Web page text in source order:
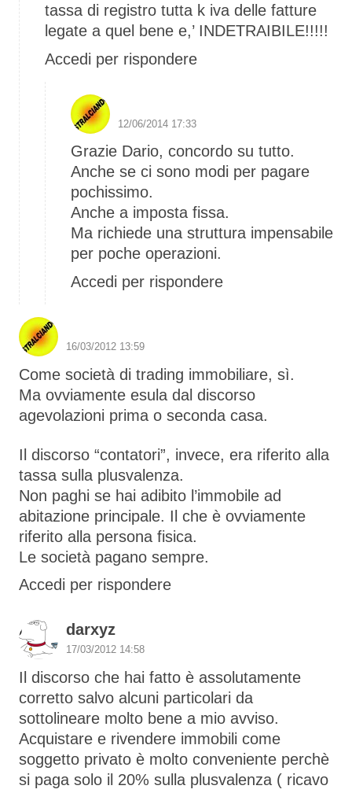
tassa di registro tutta k iva delle fatture
legate a quel bene e,’ INDETRAIBILE!!!!!
Accedi per rispondere
12/06/2014 17:33
Grazie Dario, concordo su tutto.
Anche se ci sono modi per pagare
pochissimo.
Anche a imposta fissa.
Ma richiede una struttura impensabile
per poche operazioni.
Accedi per rispondere
16/03/2012 13:59
Come società di trading immobiliare, sì.
Ma ovviamente esula dal discorso
agevolazioni prima o seconda casa.
Il discorso “contatori”, invece, era riferito alla
tassa sulla plusvalenza.
Non paghi se hai adibito l’immobile ad
abitazione principale. Il che è ovviamente
riferito alla persona fisica.
Le società pagano sempre.
Accedi per rispondere
darxyz
17/03/2012 14:58
Il discorso che hai fatto è assolutamente
corretto salvo alcuni particolari da
sottolineare molto bene a mio avviso.
Acquistare e rivendere immobili come
soggetto privato è molto conveniente perchè
si paga solo il 20% sulla plusvalenza ( ricavo